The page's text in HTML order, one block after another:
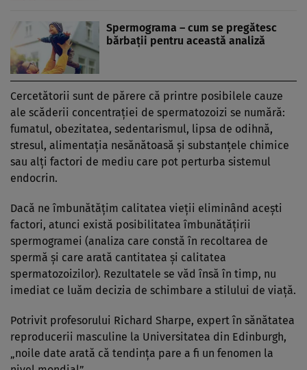
Spermograma – cum se pregătesc
bărbaţii pentru această analiză
Cercetătorii sunt de părere că printre posibilele cauze
ale scăderii concentrației de spermatozoizi se numără:
fumatul, obezitatea, sedentarismul, lipsa de odihnă,
stresul, alimentația nesănătoasă și substanțele chimice
sau alți factori de mediu care pot perturba sistemul
endocrin.
Dacă ne îmbunătăţim calitatea vieţii eliminând aceşti
factori, atunci există posibilitatea îmbunătăţirii
spermogramei (analiza care constă în recoltarea de
spermă și care arată cantitatea și calitatea
spermatozoizilor). Rezultatele se văd însă în timp, nu
imediat ce luăm decizia de schimbare a stilului de viaţă.
Potrivit profesorului Richard Sharpe, expert în sănătatea
reproducerii masculine la Universitatea din Edinburgh,
„noile date arată că tendința pare a fi un fenomen la